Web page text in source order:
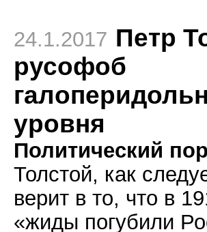
24.1.2017 Петр
русофоб
уровня
Политический
Толстой, как
верит в то, что в
«жиды погубили